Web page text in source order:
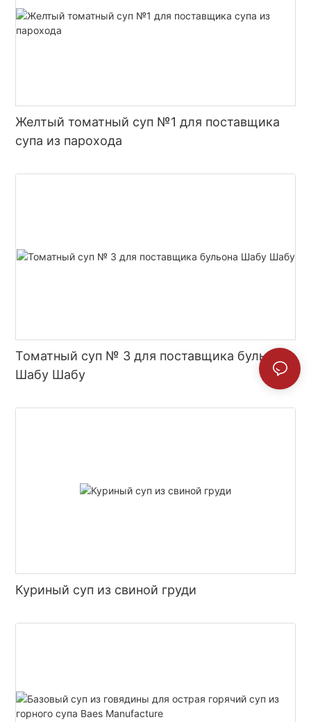
Желтый томатный суп №1 для поставщика
супа из парохода
Томатный суп № 3 для поставщика бульона
Шабу Шабу
Куриный суп из свиной груди